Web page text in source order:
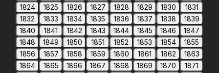
1824
1825 1826 1827 1828 1829 1830
1831
1832
1833 1834 1835 1836 1837 1838
1839
1840
1841 1842 1843 1844 1845 1846
1847
1848
1849 1850 1851 1852 1853 1854
1855
1856
1857 1858 1859 1860 1861 1862
1863
1864
1865 1866 1867 1868 1869 1870
1871